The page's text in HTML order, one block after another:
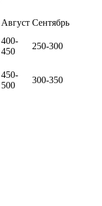
Август Сентябрь
400-
450
250-300
450-
500
300-350